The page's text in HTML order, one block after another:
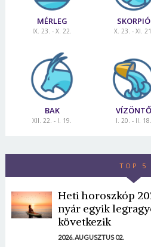
MÉRLEG
IX. 23. - X. 22.
SKORPIÓ
X. 23. - XI. 21.
BAK
XII. 22. - I. 19.
VÍZÖNTŐ
I. 20. - II. 18.
TOP 5
Heti horoszkóp
nyár egyik
következik
2026. AUGUSZTUS 02.